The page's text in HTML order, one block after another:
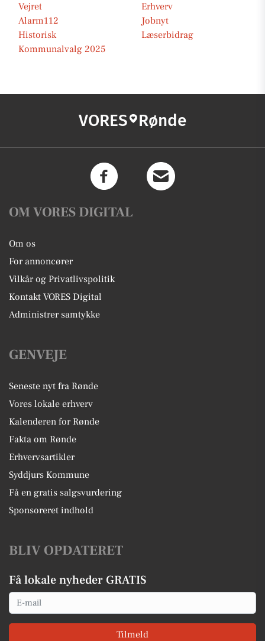
Vejret
Erhverv
Alarm112
Jobnyt
Historisk
Læserbidrag
Kommunalvalg 2025
VORES Rønde
OM VORES DIGITAL
Om os
For annoncører
Vilkår og Privatlivspolitik
Kontakt VORES Digital
Administrer samtykke
GENVEJE
Seneste nyt fra Rønde
Vores lokale erhverv
Kalenderen for Rønde
Fakta om Rønde
Erhvervsartikler
Syddjurs Kommune
Få en gratis salgsvurdering
Sponsoreret indhold
BLIV OPDATERET
Få lokale nyheder GRATIS
Email
Tilmeld